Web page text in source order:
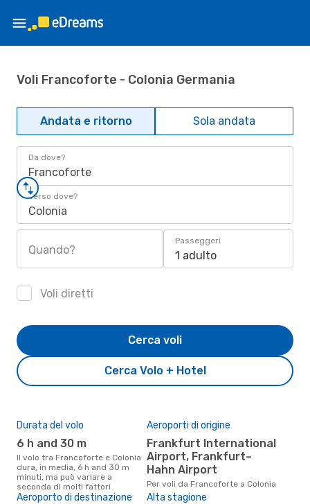
Voli Francoforte - Colonia Germania
Andata e ritorno Sola andata
Da dove?
Francoforte
Verso dove?
Colonia
Quando?
Passeggeri
1 adulto
Voli diretti
Cerca Volo + Hotel
Cerca voli
Durata del volo
6 h and 30 m
Il volo tra Francoforte e Colonia
dura, in media, 6 h and 30 m
minuti, ma può variare a
seconda di molti fattori
Aeroporti di origine
Frankfurt International
Airport, Frankfurt–
Hahn Airport
Per voli da Francoforte a Colonia
Aeroporto di destinazione Alta stagione